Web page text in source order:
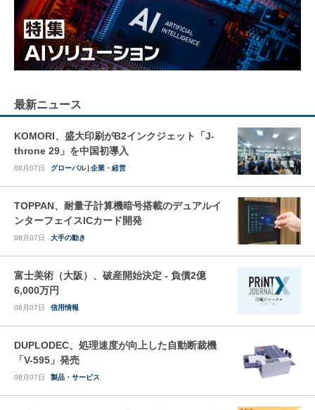
最新ニュース
KOMORI、盛大印刷がB2インクジェット「J-
throne 29」を中国初導入
08月07日 グローバル 企業・経営
TOPPAN、耐量子計算機暗号搭載のデュアルイ
ンターフェイスICカード開発
08月07日 大手の動き
富士美術（大阪）、破産開始決定 - 負債2億
6,000万円
08月07日 信用情報
DUPLODEC、処理速度が向上した自動断裁機
「V-595」発売
08月07日 製品・サービス